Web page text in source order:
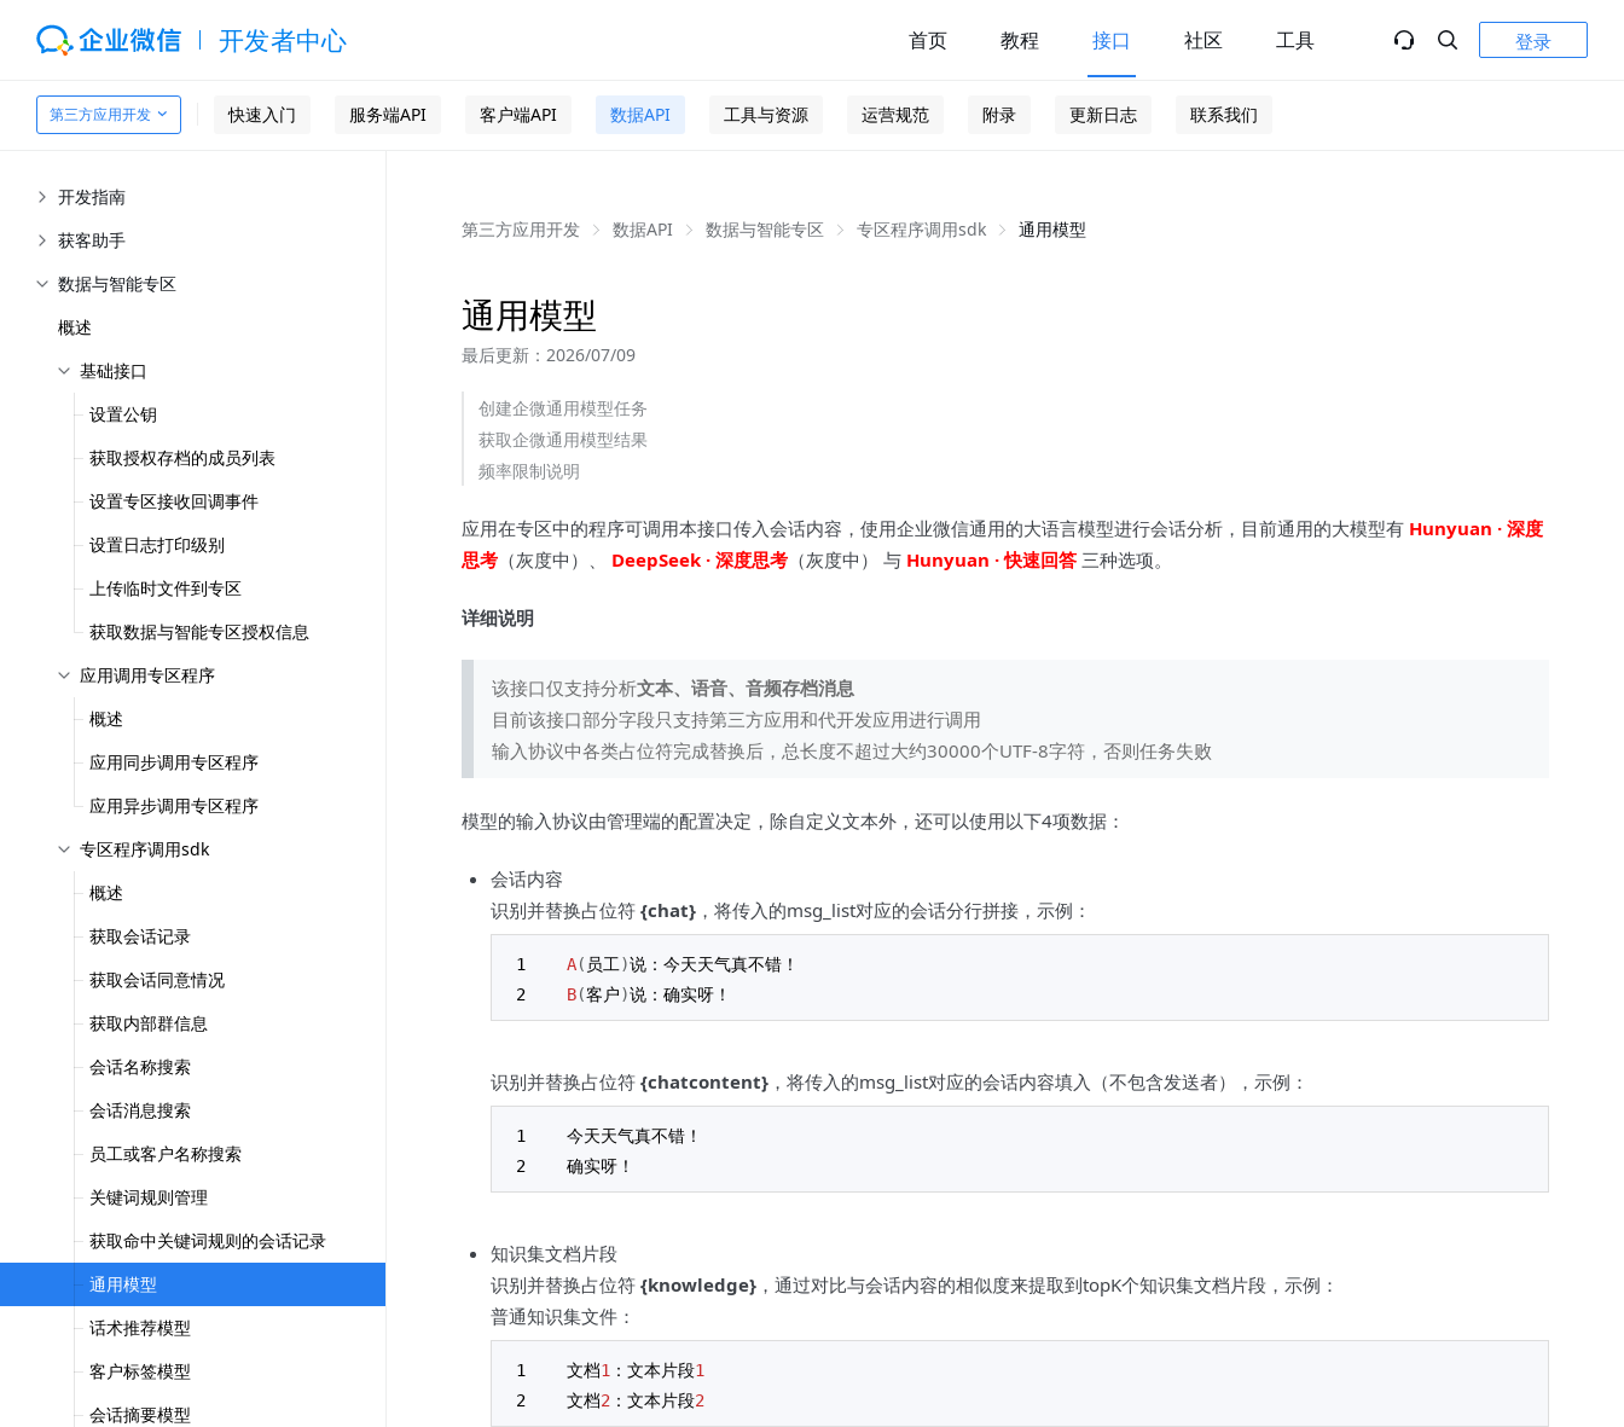
开发者中心 首页 教程 接口 社区 工具 登录
第三方应用开发 快速入门 服务端API 客户端API 数据API 工具与资源 运营规范 附录 更新日志 联系我们
开发指南
获客助手
数据与智能专区
概述
基础接口
设置公钥
获取授权存档的成员列表
设置专区接收回调事件
设置日志打印级别
上传临时文件到专区
获取数据与智能专区授权信息
应用调用专区程序
概述
应用同步调用专区程序
应用异步调用专区程序
专区程序调用sdk
概述
获取会话记录
获取会话同意情况
获取内部群信息
会话名称搜索
会话消息搜索
员工或客户名称搜索
关键词规则管理
获取命中关键词规则的会话记录
通用模型
话术推荐模型
客户标签模型
会话摘要模型
第三方应用开发 数据API 数据与智能专区 专区程序调用sdk 通用模型
通用模型
最后更新：2026/07/09
创建企微通用模型任务
获取企微通用模型结果
频率限制说明
应用在专区中的程序可调用本接口传入会话内容，使用企业微信通用的大语言模型进行会话分析，目前通用的大模型有 Hunyuan · 深度
思考 （灰度中）、 DeepSeek · 深度思考 （灰度中） 与 Hunyuan · 快速回答 三种选项。
详细说明
该接口仅支持分析文本、语音、音频存档消息
目前该接口部分字段只支持第三方应用和代开发应用进行调用
输入协议中各类占位符完成替换后，总长度不超过大约30000个UTF-8字符，否则任务失败
模型的输入协议由管理端的配置决定，除自定义文本外，还可以使用以下4项数据：
会话内容
识别并替换占位符 {chat} ，将传入的msg_list对应的会话分行拼接，示例：
A( 员工)说：今天天气真不错！
B(客户)说：确实呀！
识别并替换占位符 {chatcontent} ，将传入的msg_list对应的会话内容填入（不包含发送者），示例：
今天天气真不错！
确实呀！
知识集文档片段
识别并替换占位符 {knowledge} ，通过对比与会话内容的相似度来提取到topK个知识集文档片段，示例：
普通知识集文件：
文档1 ：文本片段1
文档2 ：文本片段2